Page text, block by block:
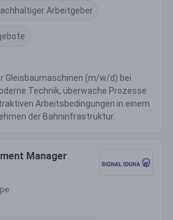
Arbeitgeber
Gleisbaumaschinen (m/w/d) bei
Technik, überwache Prozesse
Arbeitsbedingungen in einem
der Bahninfrastruktur.
Manager